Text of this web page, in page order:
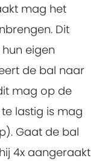
mag het
Dit
eigen
de bal naar
mag op de
lastig is mag
Gaat de bal
4x aangeraakt